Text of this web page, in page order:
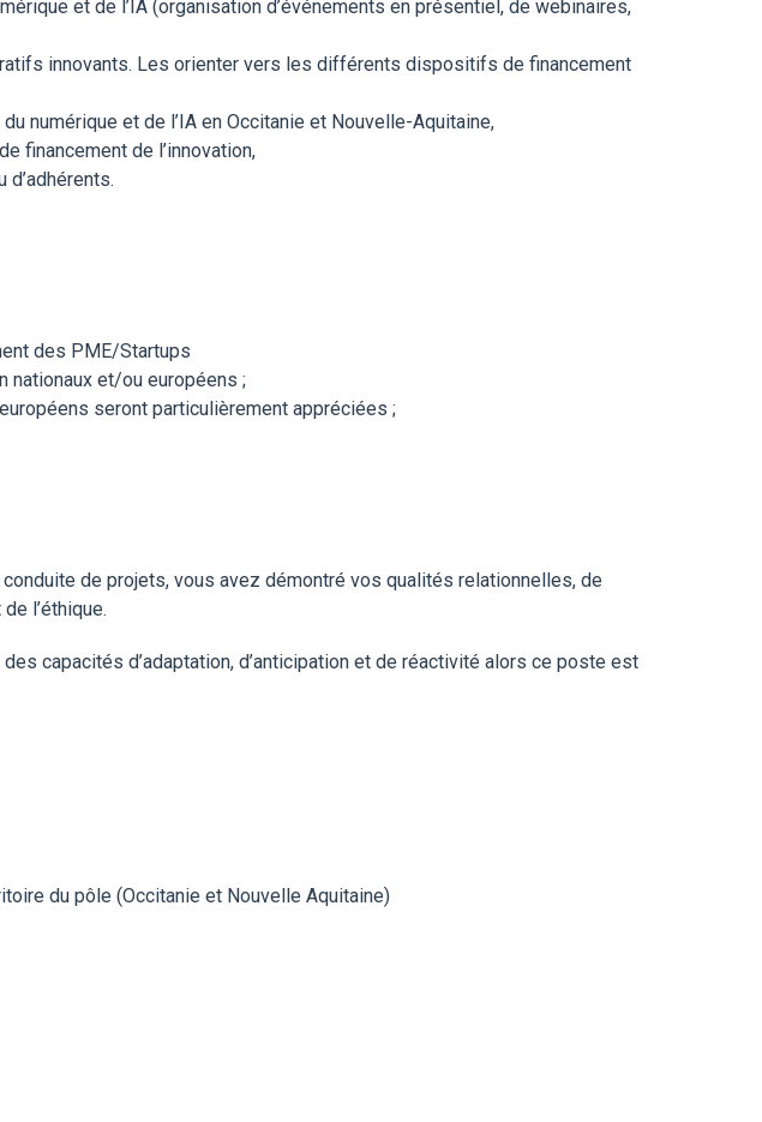
et de l’IA (organisation d’événements en présentiel, de webinaires,
innovants. Les orienter vers les différents dispositifs de financement
numérique et de l’IA en Occitanie et Nouvelle-Aquitaine,
financement de l’innovation,
des PME/Startups
nationaux et/ou européens ;
seront particulièrement appréciées ;
de projets, vous avez démontré vos qualités relationnelles, de
l’éthique.
capacités d’adaptation, d’anticipation et de réactivité alors ce poste est
du pôle (Occitanie et Nouvelle Aquitaine)